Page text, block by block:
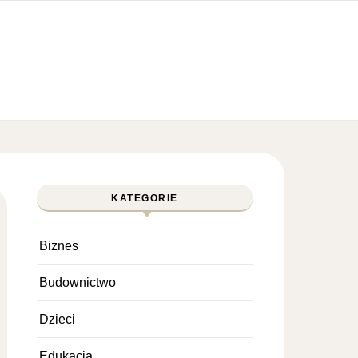
KATEGORIE
Biznes
Budownictwo
Dzieci